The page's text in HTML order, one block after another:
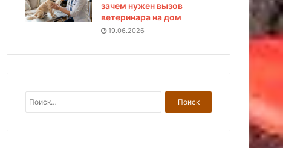
зачем нужен вызов
ветеринара на дом
19.06.2026
а